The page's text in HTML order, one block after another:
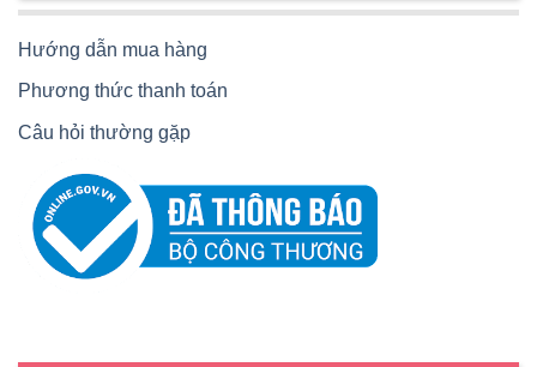
Hướng dẫn mua hàng
Phương thức thanh toán
Câu hỏi thường gặp